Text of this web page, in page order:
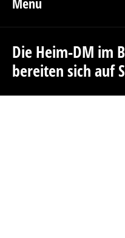
Die Heim-DM im
bereiten sich auf